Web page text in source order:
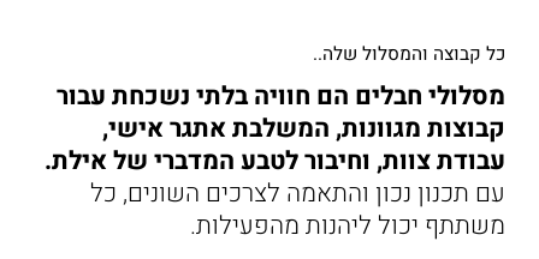
כל קבוצה והמסלול שלה..
מסלולי חבלים הם חוויה בלתי נשכחת עבור
קבוצות מגוונות, המשלבת אתגר אישי,
עבודת צוות, וחיבור לטבע המדברי של אילת.
עם תכנון נכון והתאמה לצרכים השונים, כל
משתתף יכול ליהנות מהפעילות.
ימי גיבוש וכיף
הזמנת כרטיסים
הַמִּשְׁתֶּה